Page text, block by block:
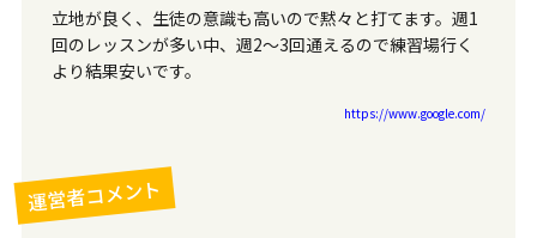
立地が良く、生徒の意識も高いので黙々と打てます。週1
回のレッスンが多い中、週2〜3回通えるので練習場行く
より結果安いです。
https://www.google.com/
運営者コメント